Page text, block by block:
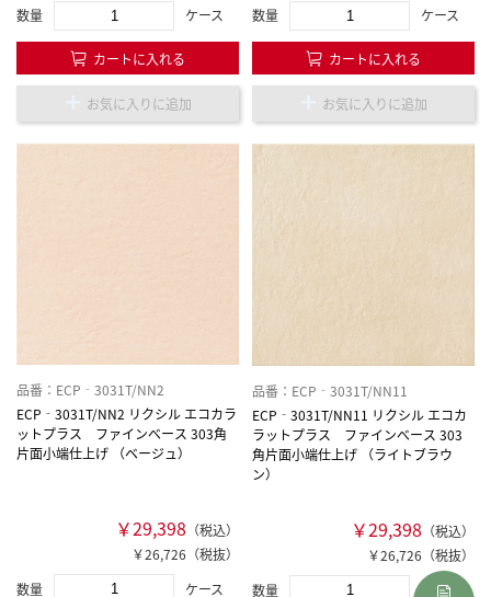
数量
ケース
カートに入れる
お気に入りに追加
数量
ケース
カートに入れる
お気に入りに追加
品番：ECP‐3031T/NN2
ECP‐3031T/NN2 リクシル エコカラ
ットプラス ファインべース 303角
片面小端仕上げ （ベージュ）
￥29,398 （税込）
￥26,726（税抜）
数量
ケース
品番：ECP‐3031T/NN11
ECP‐3031T/NN11 リクシル エコカ
ラットプラス ファインべース 303
角片面小端仕上げ （ライトブラウ
ン）
￥29,398 （税込）
￥26,726（税抜）
数量
ケース